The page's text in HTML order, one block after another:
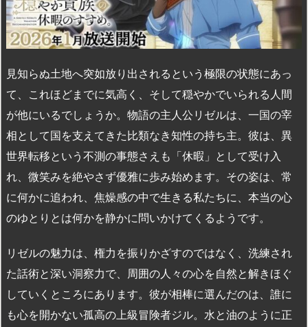
見知らぬ土地へ突如放り出されるという極限の状態にあっ
て、これほどまでに気高く、そして穏やかでいられる人間
が他にいるでしょうか。物語の主人公リゼルは、一国の宰
相として国を支えてきた比類なき知性の持ち主。彼は、異
世界転移という不測の事態さえも「休暇」として受け入
れ、微笑みを絶やさず優雅に歩み始めます。その姿は、常
に何かに追われ、焦燥感の中で生きる私たちに、本当の心
のゆとりとは何かを静かに問いかけてくるようです。
リゼルの魅力は、権力を振りかざすのではなく、洗練され
た話術と深い洞察力で、周囲の人々の心を自然と解きほぐ
していくところにあります。彼が相棒に選んだのは、誰に
も心を開かない孤高の上級冒険者ジル。水と油のように正